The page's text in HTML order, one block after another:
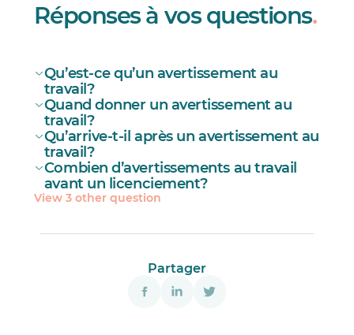
Réponses à vos questions.
Qu’est-ce qu’un avertissement au
travail?
Quand donner un avertissement au
travail?
performance;
mal gérés et qui perturbent l’ambiance de
Qu’arrive-t-il après un avertissement au
travail?
Combien d’avertissements au travail
avant un licenciement?
View 3 other question
Partager